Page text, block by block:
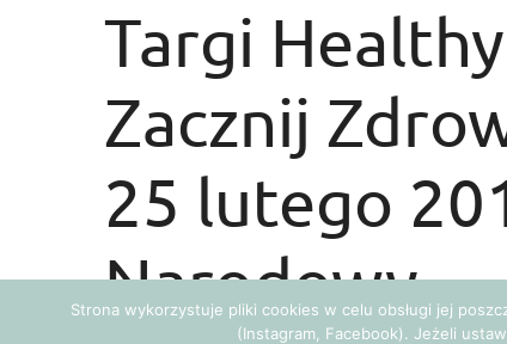
Targi
Zacznij
25 lutego
Narodowy
Strona wykorzystuje pliki cookies w celu obsługi jej
(Instagram, Facebook). Jeżeli